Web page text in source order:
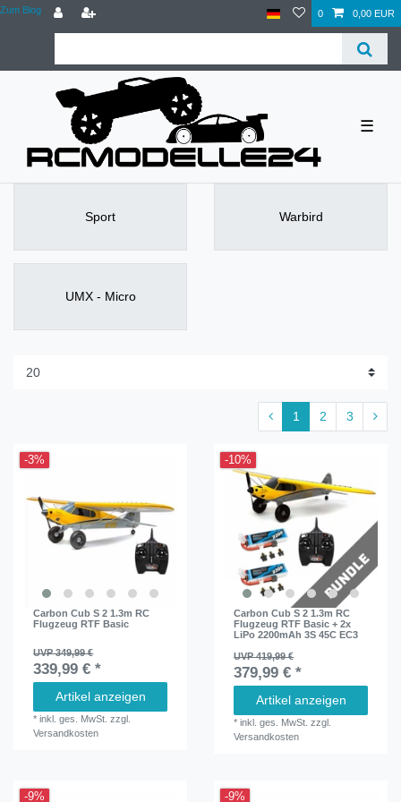
Zum Blog 0 0,00 EUR
☰
Sport Warbird
UMX - Micro
1 2 3
-3%
Carbon Cub S 2 1.3m RC
Flugzeug RTF Basic
UVP 349,99 €
339,99 € *
Artikel anzeigen
*inkl. ges. MwSt. zzgl.
Versandkosten
-10%
Carbon Cub S 2 1.3m RC
Flugzeug RTF Basic + 2x
LiPo 2200mAh 3S 45C EC3
UVP 419,99 €
379,99 € *
Artikel anzeigen
*inkl. ges. MwSt. zzgl.
Versandkosten
-9% -9%